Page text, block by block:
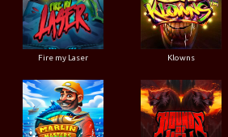
Fire my Laser Klowns